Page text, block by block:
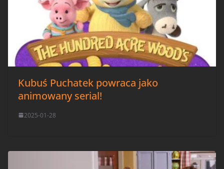
Kubuś Puchatek powraca jako
animowany serial!
2025-01-28